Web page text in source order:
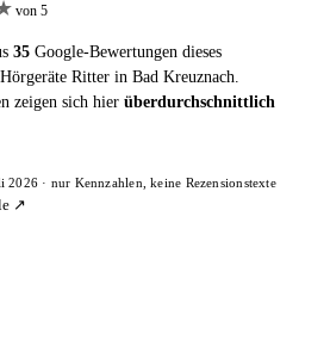
von 5
35 Google-Bewertungen dieses
Ritter in Bad Kreuznach.
zeigen sich hier überdurchschnittlich
2026 · nur Kennzahlen, keine Rezensionstexte
↗